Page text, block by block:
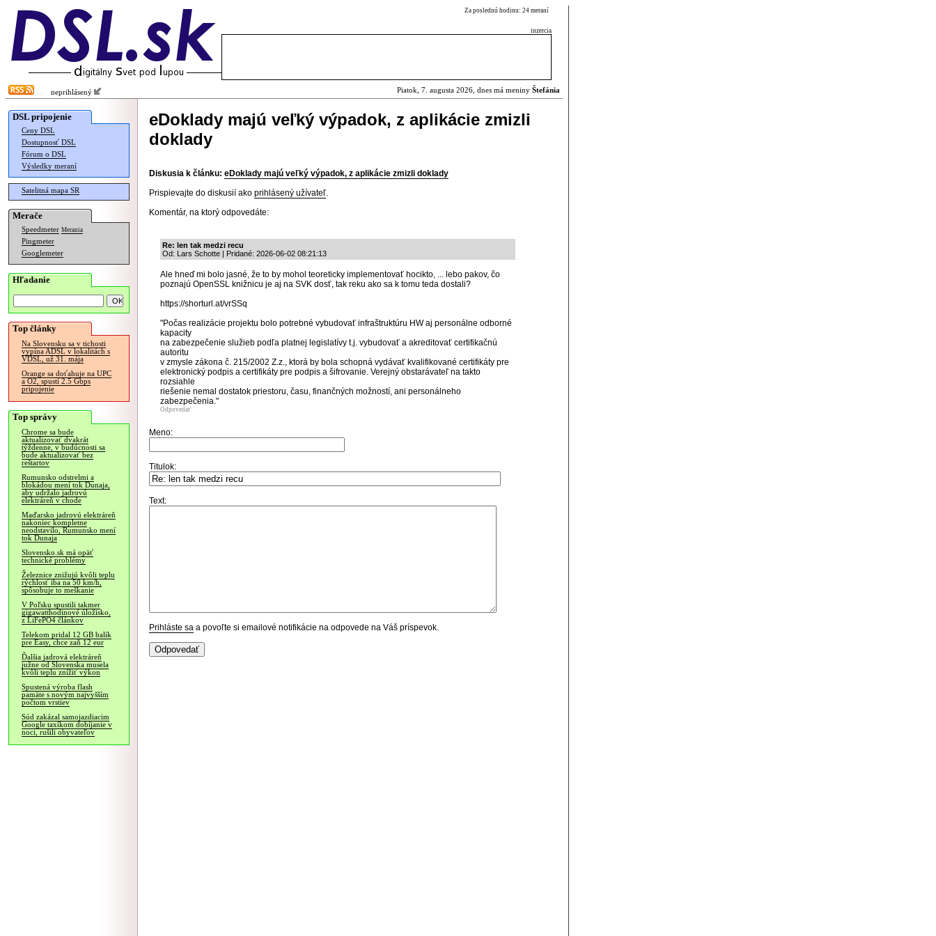
Za poslednú hodinu: 24 meraní
inzercia
neprihlásený Piatok, 7. augusta 2026, dnes má meniny Štefánia
DSL pripojenie
Ceny DSL
Dostupnosť DSL
Fórum o DSL
Výsledky meraní
Satelitná mapa SR
Merače
Speedmeter Merania
Pingmeter
Googlemeter
Hľadanie
Top články
Na Slovensku sa v tichosti
vypína ADSL v lokalitách s
VDSL, už 31. mája
Orange sa doťahuje na UPC
a O2, spustí 2.5 Gbps
pripojenie
Top správy
Chrome sa bude
aktualizovať dvakrát
týždenne, v budúcnosti sa
bude aktualizovať bez
reštartov
Rumunsko odstrelmi a
blokádou mení tok Dunaja,
aby udržalo jadrovú
elektráreň v chode
Maďarsko jadrovú elektráreň
nakoniec kompletne
neodstavilo, Rumunsko mení
tok Dunaja
Slovensko.sk má opäť
technické problémy
Železnice znižujú kvôli teplu
rýchlosť iba na 50 km/h,
spôsobuje to meškanie
V Poľsku spustili takmer
gigawatthodinové úložisko,
z LiFePO4 článkov
Telekom pridal 12 GB balík
pre Easy, chce zaň 12 eur
Ďalšia jadrová elektráreň
južne od Slovenska musela
kvôli teplu znížiť výkon
Spustená výroba flash
pamäte s novým najvyšším
počtom vrstiev
Súd zakázal samojazdiacim
Google taxíkom dobíjanie v
noci, rušili obyvateľov
eDoklady majú veľký výpadok, z aplikácie zmizli
doklady
Diskusia k článku: eDoklady majú veľký výpadok, z aplikácie zmizli doklady
Prispievajte do diskusií ako prihlásený užívateľ.
Komentár, na ktorý odpovedáte:
Re: len tak medzi recu
Od: Lars Schotte | Pridané: 2026-06-02 08:21:13
Ale hneď mi bolo jasné, že to by mohol teoreticky implementovať hocikto, ... lebo pakov, čo
poznajú OpenSSL knižnicu je aj na SVK dosť, tak reku ako sa k tomu teda dostali?
https://shorturl.at/vrSSq
"Počas realizácie projektu bolo potrebné vybudovať infraštruktúru HW aj personálne odborné
kapacity
na zabezpečenie služieb podľa platnej legislatívy t.j. vybudovať a akreditovať certifikačnú
autoritu
v zmysle zákona č. 215/2002 Z.z., ktorá by bola schopná vydávať kvalifikované certifikáty pre
elektronický podpis a certifikáty pre podpis a šifrovanie. Verejný obstarávateľ na takto
rozsiahle
riešenie nemal dostatok priestoru, času, finančných možností, ani personálneho
zabezpečenia."
Odpovedať
Meno:
Titulok:
Text:
Prihláste sa a povoľte si emailové notifikácie na odpovede na Váš príspevok.